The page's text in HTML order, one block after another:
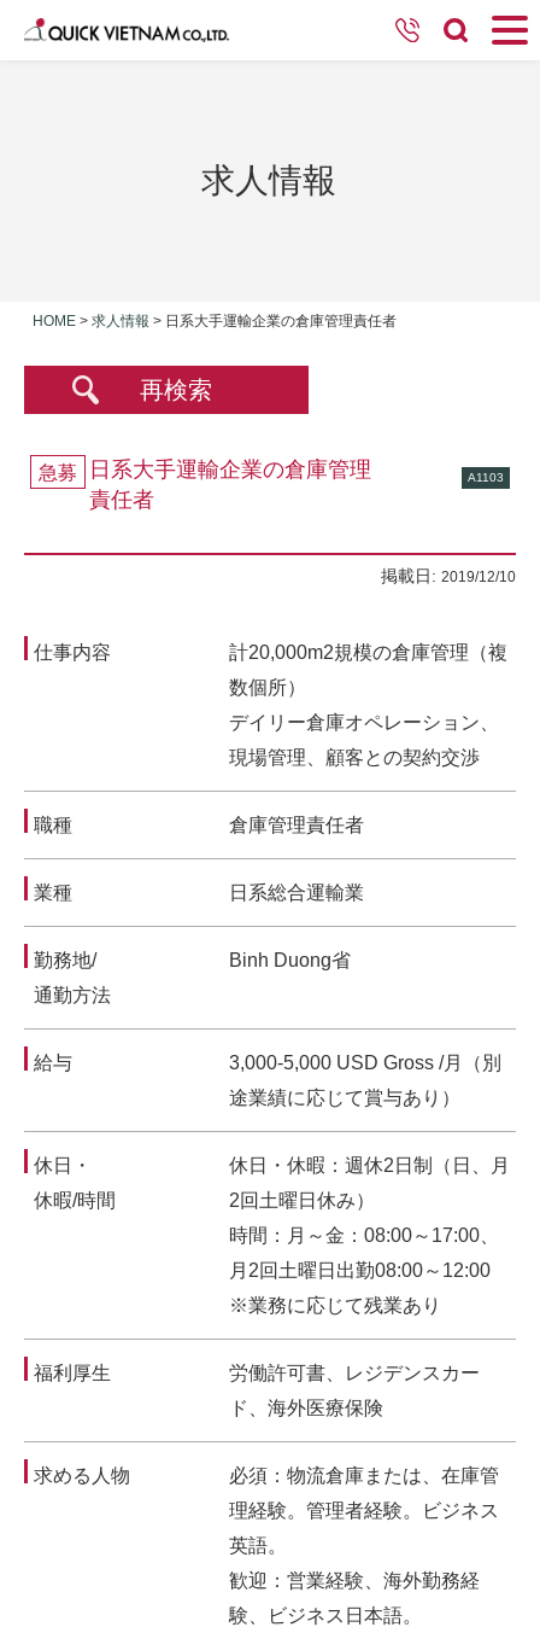
求人情報
HOME > 求人情報 > 日系大手運輸企業の倉庫管理責任者
再検索
急募
日系大手運輸企業の倉庫管理
責任者
A1103
掲載日: 2019/12/10
仕事内容
計20,000m2規模の倉庫管理（複
数個所）
デイリー倉庫オペレーション、
現場管理、顧客との契約交渉
職種 倉庫管理責任者
業種 日系総合運輸業
勤務地/
通勤方法
Binh Duong省
給与
3,000-5,000 USD Gross /月（別
途業績に応じて賞与あり）
休日・
休暇/時間
休日・休暇：週休2日制（日、月
2回土曜日休み）
時間：月～金：08:00～17:00、
月2回土曜日出勤08:00～12:00
※業務に応じて残業あり
福利厚生
労働許可書、レジデンスカー
ド、海外医療保険
求める人物
必須：物流倉庫または、在庫管
理経験。管理者経験。ビジネス
英語。
歓迎：営業経験、海外勤務経
験、ビジネス日本語。